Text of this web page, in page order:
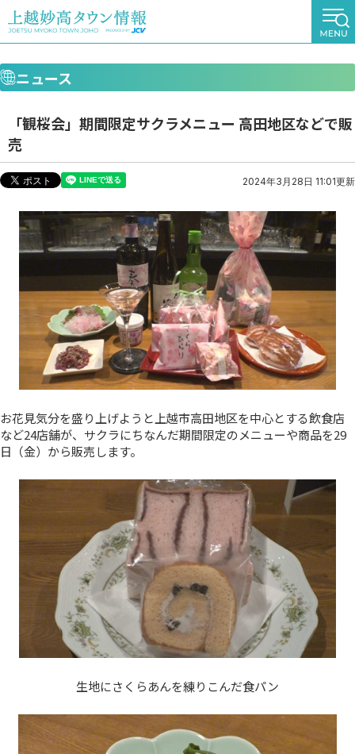
ニュース
「観桜会」期間限定サクラメニュー 高田地区などで販
売
2024年3月28日 11:01更新
お花見気分を盛り上げようと上越市高田地区を中心とする飲食店
など24店舗が、サクラにちなんだ期間限定のメニューや商品を29
日（金）から販売します。
生地にさくらあんを練りこんだ食パン